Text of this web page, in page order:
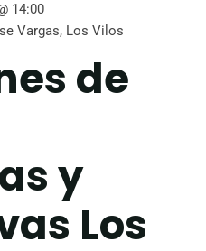
14:00
Vargas, Los Vilos
de
y
Los